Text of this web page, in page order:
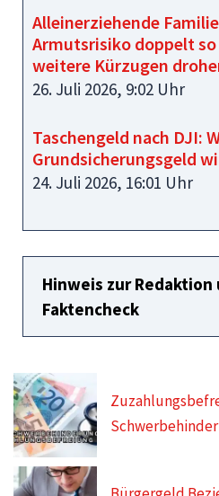
Alleinerziehende
Armutsrisiko doppelt
weitere Kürzugen
26. Juli 2026, 9:02 Uhr
Taschengeld nach DJI:
Grundsicherungsgeld
24. Juli 2026, 16:01 Uhr
Hinweis zur Redaktion
Faktencheck